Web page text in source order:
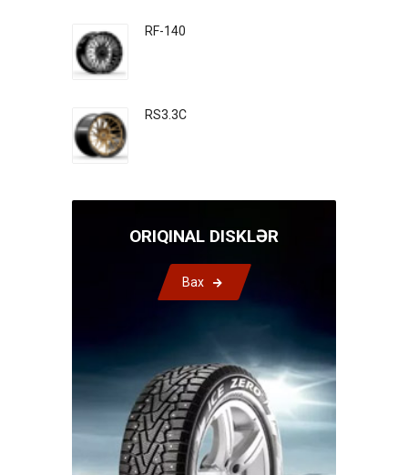
RF-140
RS3.3C
ORIQINAL DISKLƏR
Bax